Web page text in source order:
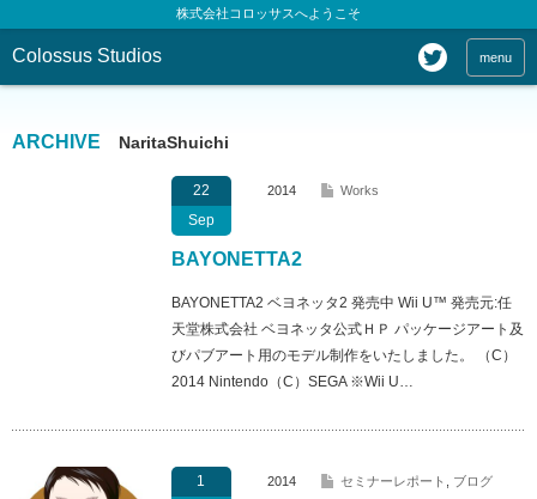
株式会社コロッサスへようこそ
Colossus Studios menu
ARCHIVE NaritaShuichi
22
Sep
2014 Works
BAYONETTA2
BAYONETTA2 ベヨネッタ2 発売中 Wii U™ 発売元:任
天堂株式会社 ベヨネッタ公式ＨＰ パッケージアート及
びパブアート用のモデル制作をいたしました。 （C）
2014 Nintendo（C）SEGA ※Wii U…
1
2014 セミナーレポート ブログ